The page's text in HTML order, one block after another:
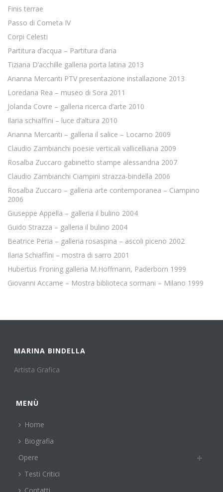
Finis terrae
Passo di Cometa IV
Corpi Celesti
Partitura d’acqua – Partitura d’aria
Tiziana D’acchille galleria porta latina 2013
Arianna Mercanti PTV presentazione installazione 2013
Loredana Rea – museo di Sora 2011
Jolanda Covre – galleria ricerca d’arte 2010
Ilaria schiaffini – luce d’altura 2010
Arianna Mercanti – galleria il salice – Locarno 2009
Claudio Zambianchi poesie verticali vallicelliana 2009
Rosalba Zuccaro gabinetto stampe alessandria 2007
Claudio Zambianchi Ciampini strazza-bindella 2006
Rosalba Zuccaro – galleria arte contemporanea – Ciampino
2006
Giuseppe Appella – galleria il bulino 2004
Guido Strazza – galleria il bulino 2004
Beatrice Peria – galleria rosaspina – ascoli piceno 2002
Ilaria Schiaffini – mostra di sarro 2001
Hubertus Froning galleria M.Hoffmann, Paderborn 1999
Giovanni Accame – Mostra biblioteca sormani – Milano 1999
MARINA BINDELLA
Artista Grafica
MENÙ
Home
Biografia
Opere
Testi Critici